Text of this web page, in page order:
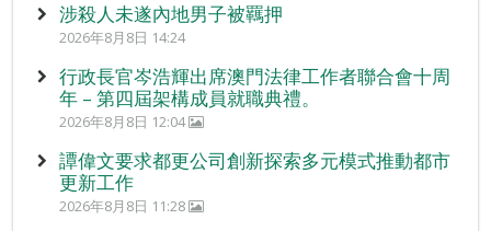
涉殺人未遂內地男子被羈押
2026年8月8日 14:24
行政長官岑浩輝出席澳門法律工作者聯合會十周
年 – 第四屆架構成員就職典禮。
2026年8月8日 12:04
譚偉文要求都更公司創新探索多元模式推動都市
更新工作
2026年8月8日 11:28